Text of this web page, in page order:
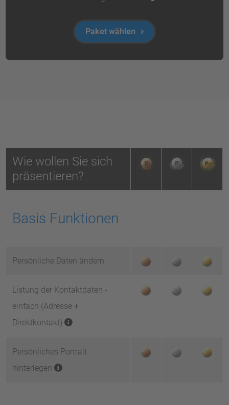
Paket wählen
Wie wollen Sie sich
präsentieren?
Basis Funktionen
Persönliche Daten ändern
Listung der Kontaktdaten -
einfach (Adresse +
Direktkontakt)
Persönliches Portrait
hinterlegen